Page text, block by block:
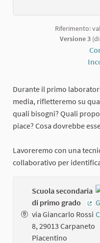
Riferimento:
Versione 3
Durante il primo
media, rifletteremo su
quali bisogni? Quali
piace? Cosa dovrebbe
Lavoreremo con una
collaborativo per
Scuola secondaria
di primo grado
via Giancarlo Rossi
8, 29013 Carpaneto
Piacentino